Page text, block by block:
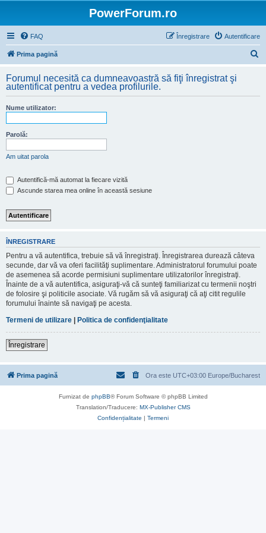
PowerForum.ro
FAQ Autentificare
Înregistrare
Prima pagină
t
Forumul necesită ca dumneavoastră să fiţi înregistrat şi
autentificat pentru a vedea profilurile.
Nume utilizator:
Parolă:
Am uitat parola
Autentifică-mă automat la fiecare vizită
Ascunde starea mea online în această sesiune
ÎNREGISTRARE
Pentru a vă autentifica, trebuie să vă înregistraţi. Înregistrarea durează câteva
secunde, dar vă va oferi facilităţi suplimentare. Administratorul forumului poate
de asemenea să acorde permisiuni suplimentare utilizatorilor înregistraţi.
Înainte de a vă autentifica, asiguraţi-vă că sunteţi familiarizat cu termenii noştri
de folosire şi politicile asociate. Vă rugăm să vă asiguraţi că aţi citit regulile
forumului înainte să navigaţi pe acesta.
Termeni de utilizare | Politica de confidenţialitate
Înregistrare
Prima pagină Ora este UTC+03:00 Europe/Bucharest
Furnizat de phpBB® Forum Software © phpBB Limited
Translation/Traducere: MX-Publisher CMS
Confidențialitate | Termeni